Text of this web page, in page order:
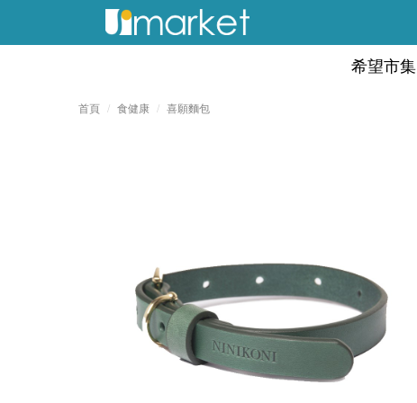
希望市集
首頁 食健康 喜願麵包